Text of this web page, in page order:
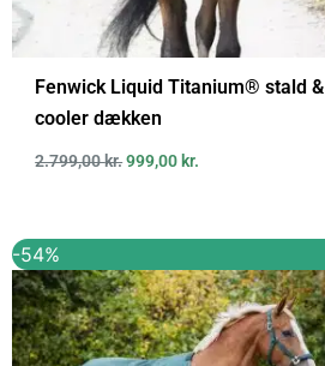
Fenwick Liquid Titanium® stald &
cooler dækken
2.799,00kr.999,00 kr.
-54%
oprindelige
pris
var:
649,95 kr..
aktuelle
pris
er:
299,95 kr..